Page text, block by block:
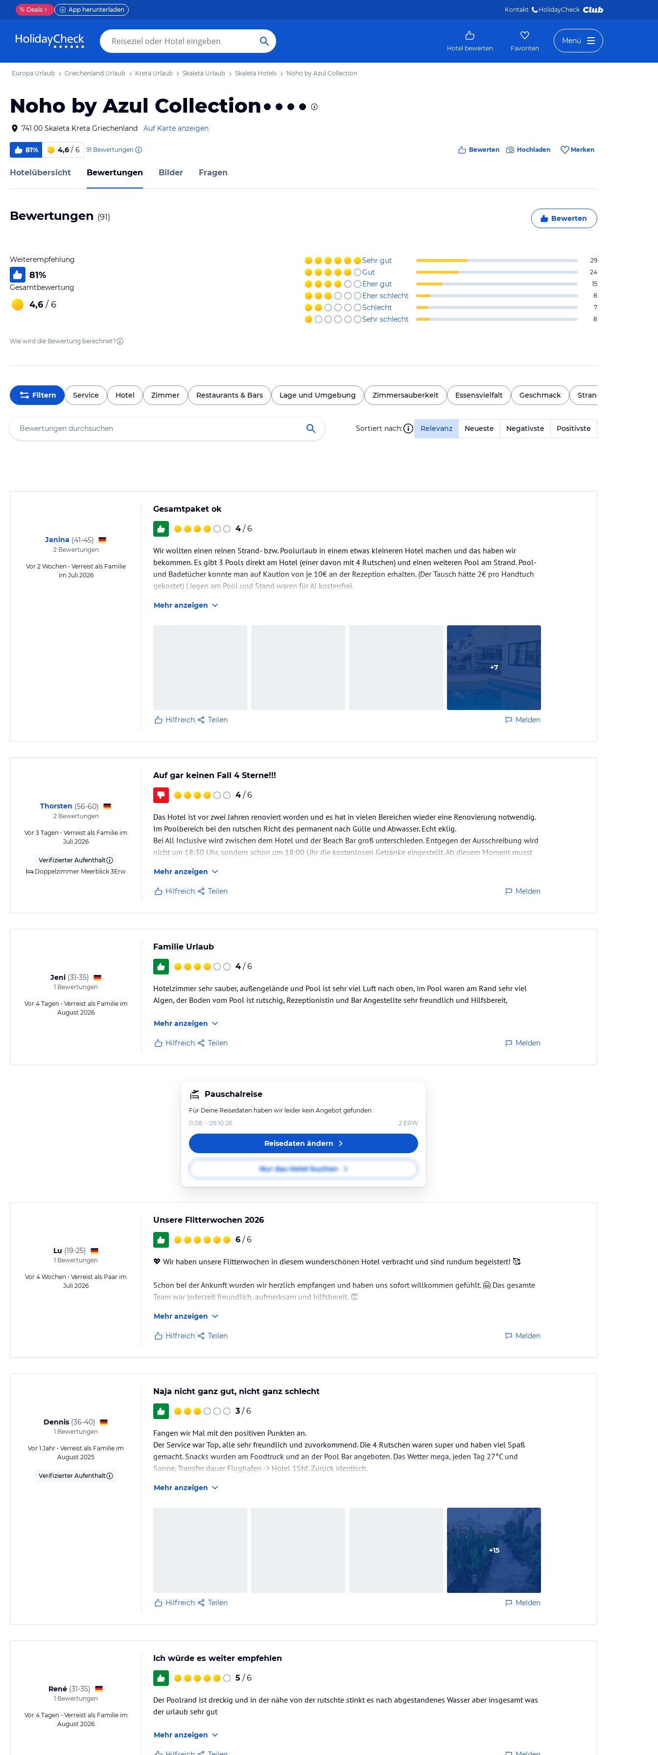
% Deals App herunterladen Kontakt HolidayCheck
Hotel bewerten Favoriten
Menü
Europa Urlaub Griechenland Urlaub Kreta Urlaub Skaleta Urlaub Skaleta Hotels Noho by Azul Collection
Noho by Azul Collection
741 00 Skaleta Kreta Griechenland Auf Karte anzeigen
81% 4,6 / 6 91 Bewertungen Bewerten Hochladen Merken
Hotelübersicht Bewertungen Bilder Fragen
Bewertungen (91) Bewerten
Weiterempfehlung
81%
Gesamtbewertung
4,6 / 6
Sehr gut 29
Gut 24
Eher gut 15
Eher schlecht 8
Schlecht 7
Sehr schlecht 8
Wie wird die Bewertung berechnet?
Filtern Service Hotel Zimmer Restaurants & Bars Lage und Umgebung Zimmersauberkeit Essensvielfalt Geschmack Strand
Sortiert nach: Relevanz Neueste Negativste Positivste
Janina (41-45)
2Bewertungen
Vor 2 Wochen • Verreist als Familie
im Juli 2026
Gesamtpaket ok
4 / 6
Wir wollten einen reinen Strand- bzw. Poolurlaub in einem etwas kleineren Hotel machen und das haben wir
bekommen. Es gibt 3 Pools direkt am Hotel (einer davon mit 4 Rutschen) und einen weiteren Pool am Strand. Pool-
und Badetücher konnte man auf Kaution von je 10€ an der Rezeption erhalten. (Der Tausch hätte 2€ pro Handtuch
gekostet) Liegen am Pool und Stand waren für AI kostenfrei.
bemüht.
Mehr anzeigen
+7
Hilfreich Teilen Melden
Thorsten (56-60)
2Bewertungen
Vor 3 Tagen • Verreist als Familie im
Juli 2026
Verifizierter Aufenthalt
Doppelzimmer Meerblick 3Erw.
Auf gar keinen Fall 4 Sterne!!!
4 / 6
Das Hotel ist vor zwei Jahren renoviert worden und es hat in vielen Bereichen wieder eine Renovierung notwendig.
Im Poolbereich bei den rutschen Richt des permanent nach Gülle und Abwasser. Echt eklig.
Bei All Inclusive wird zwischen dem Hotel und der Beach Bar groß unterschieden. Entgegen der Ausschreibung wird
nicht um 18:30 Uhr, sondern schon um 18:00 Uhr die kostenlosen Getränke eingestellt. Ab diesem Moment musst
Die…
Mehr anzeigen
Hilfreich Teilen Melden
Jeni (31-35)
1 Bewertungen
Vor 4 Tagen • Verreist als Familie im
August 2026
Familie Urlaub
4 / 6
Hotelzimmer sehr sauber, außengelände und Pool ist sehr viel Luft nach oben, im Pool waren am Rand sehr viel
Algen, der Boden vom Pool ist rutschig, Rezeptionistin und Bar Angestellte sehr freundlich und Hilfsbereit,
Mehr anzeigen
Hilfreich Teilen Melden
Pauschalreise
Für Deine Reisedaten haben wir leider kein Angebot gefunden.
11.08. - 09.10.26
2 ERW
Reisedaten ändern
Nur das Hotel buchen
Lu (19-25)
1 Bewertungen
Vor 4 Wochen • Verreist als Paar im
Juli 2026
Unsere Flitterwochen 2026
6 / 6
💖 Wir haben unsere Flitterwochen in diesem wunderschönen Hotel verbracht und sind rundum begeistert! 🥰
Schon bei der Ankunft wurden wir herzlich empfangen und haben uns sofort willkommen gefühlt. 🤗 Das gesamte
Team war jederzeit freundlich, aufmerksam und hilfsbereit. 👏
Unser Zimmer war sauber, gemütlich und liebevoll eingerichtet. 🛏️✨ Das Essen war jeden Tag hervorragend und
sehr abwechslungsreich. 🍽️😋
Die entspannte Atmosphäre, der tolle Service und die wunderschöne Umgebung haben unsere Flitterwochen…
Mehr anzeigen
Hilfreich Teilen Melden
Dennis (36-40)
1 Bewertungen
Vor 1 Jahr • Verreist als Familie im
August 2025
Verifizierter Aufenthalt
Naja nicht ganz gut, nicht ganz schlecht
3 / 6
Fangen wir Mal mit den positiven Punkten an.
Der Service war Top, alle sehr freundlich und zuvorkommend. Die 4 Rutschen waren super und haben viel Spaß
gemacht. Snacks wurden am Foodtruck und an der Pool Bar angeboten. Das Wetter mega, jeden Tag 27°C und
Sonne. Transfer dauer Flughafen -> Hotel 1Std. Zurück identisch.
Die Getränke waren an den ersten Tagen alle ! Salzig. Wurde danach etwas besser. Das Essen wiederholte sich und
Mehr anzeigen
+15
Hilfreich Teilen Melden
René (31-35)
1 Bewertungen
Vor 4 Tagen • Verreist als Familie im
August 2026
Ich würde es weiter empfehlen
5 / 6
Der Poolrand ist dreckig und in der nähe von der rutschte stinkt es nach abgestandenes Wasser aber insgesamt was
der urlaub sehr gut
Mehr anzeigen